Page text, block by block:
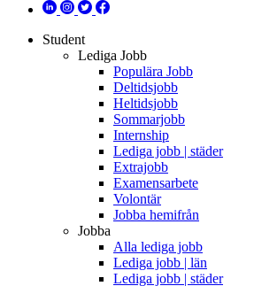
Student
Lediga Jobb
Populära Jobb
Deltidsjobb
Heltidsjobb
Sommarjobb
Internship
Lediga jobb | städer
Extrajobb
Examensarbete
Volontär
Jobba hemifrån
Jobba
Alla lediga jobb
Lediga jobb | län
Lediga jobb | städer